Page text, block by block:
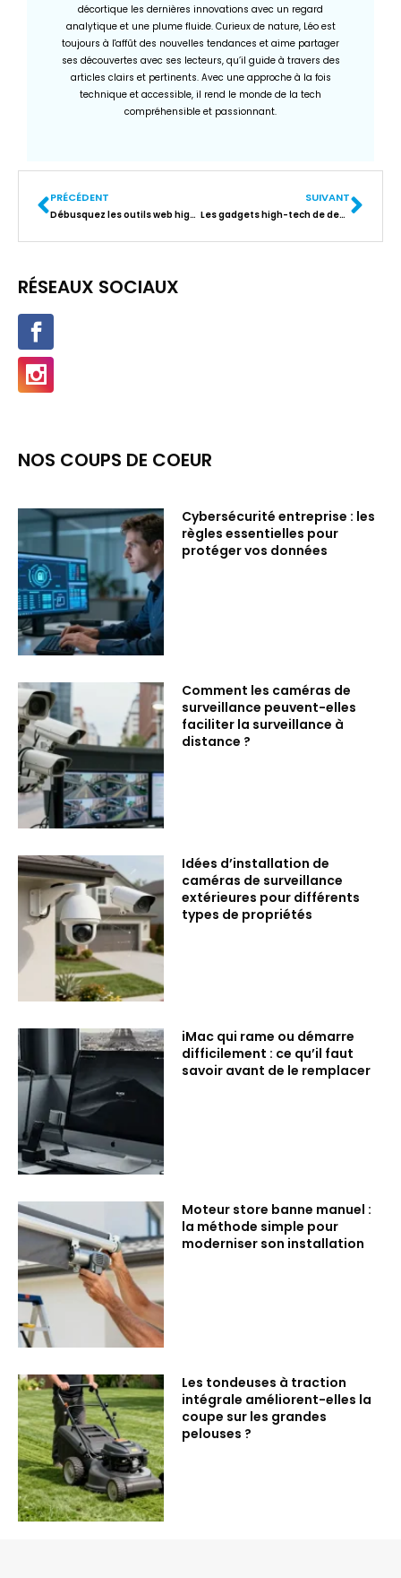
décortique les dernières innovations avec un regard
analytique et une plume fluide. Curieux de nature, Léo est
toujours à l'affût des nouvelles tendances et aime partager
ses découvertes avec ses lecteurs, qu’il guide à travers des
articles clairs et pertinents. Avec une approche à la fois
technique et accessible, il rend le monde de la tech
compréhensible et passionnant.
PRÉCÉDENT
Débusquez les outils web high-tech qui vont révolutionner votre quotidien !
SUIVANT
Les gadgets high-tech de demain : découvrez les innovations surprenantes
RÉSEAUX SOCIAUX
NOS COUPS DE COEUR
Cybersécurité entreprise : les
règles essentielles pour
protéger vos données
Comment les caméras de
surveillance peuvent-elles
faciliter la surveillance à
distance ?
Idées d’installation de
caméras de surveillance
extérieures pour différents
types de propriétés
iMac qui rame ou démarre
difficilement : ce qu’il faut
savoir avant de le remplacer
Moteur store banne manuel :
la méthode simple pour
moderniser son installation
Les tondeuses à traction
intégrale améliorent-elles la
coupe sur les grandes
pelouses ?